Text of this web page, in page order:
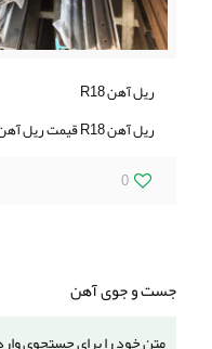
ریل آهن R18
ریل آهن R18 قیمت ریل آهن R18, فروش ریل آهن R18, ساخت
0
جست و جوی آهن